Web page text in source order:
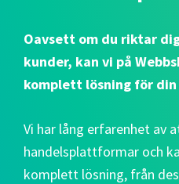
Oavsett om du riktar
kunder, kan vi på
komplett lösning för din
Vi har lång erfarenhet av
handelsplattformar och
komplett lösning, från